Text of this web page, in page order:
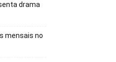
drama
mensais no